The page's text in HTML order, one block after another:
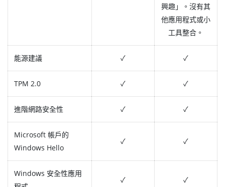
興趣」。沒有其
他應用程式或小
工具整合。
能源建議 ✓ ✓
TPM 2.0 ✓ ✓
進階網路安全性 ✓ ✓
Microsoft 帳戶的
Windows Hello
✓ ✓
Windows 安全性應用
✓ ✓